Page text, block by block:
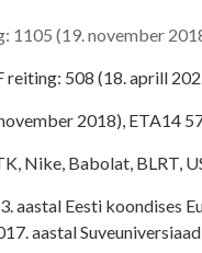
1105 (19. november
reiting: 508 (18. aprill
2018), ETA14
Nike, Babolat, BLRT,
aastal Eesti koondises
aastal